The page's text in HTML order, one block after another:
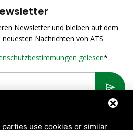
Newsletter und bleiben auf dem
Nachrichten von ATS
gelesen*
use cookies or similar